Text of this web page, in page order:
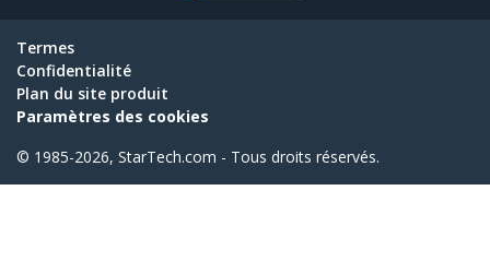
Termes
Confidentialité
Plan du site produit
Paramètres des cookies
© 1985-2026, StarTech.com - Tous droits réservés.